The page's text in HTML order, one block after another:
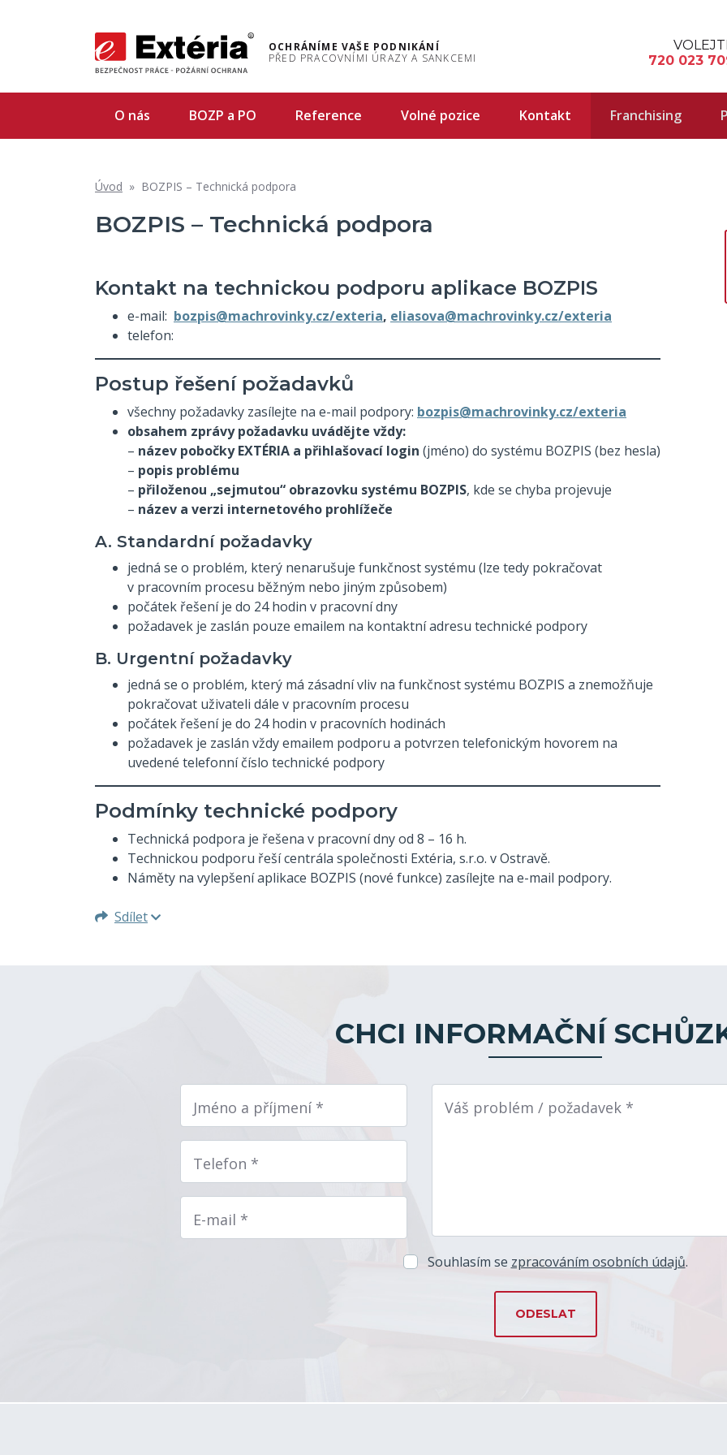
OCHRÁNÍME VAŠE PODNIKÁNÍ
PŘED PRACOVNÍMI ÚRAZY A SANKCEMI
720 023
O nás BOZP a PO Reference Volné pozice Kontakt Franchising
Úvod » BOZPIS – Technická podpora
BOZPIS – Technická podpora
Kontakt na technickou podporu aplikace BOZPIS
e-mail: bozpis@machrovinky.cz/exteria, eliasova@machrovinky.cz/exteria
telefon:
Postup řešení požadavků
všechny požadavky zasílejte na e-mail podpory: bozpis@machrovinky.cz/exteria
obsahem zprávy požadavku uvádějte vždy:
– název pobočky EXTÉRIA a přihlašovací login (jméno) do systému BOZPIS (bez hesla)
– popis problému
– přiloženou „sejmutou“ obrazovku systému BOZPIS, kde se chyba projevuje
– název a verzi internetového prohlížeče
A. Standardní požadavky
jedná se o problém, který nenarušuje funkčnost systému (lze tedy pokračovat
v pracovním procesu běžným nebo jiným způsobem)
počátek řešení je do 24 hodin v pracovní dny
požadavek je zaslán pouze emailem na kontaktní adresu technické podpory
B. Urgentní požadavky
jedná se o problém, který má zásadní vliv na funkčnost systému BOZPIS a znemožňuje
pokračovat uživateli dále v pracovním procesu
počátek řešení je do 24 hodin v pracovních hodinách
požadavek je zaslán vždy emailem podporu a potvrzen telefonickým hovorem na
uvedené telefonní číslo technické podpory
Podmínky technické podpory
Technická podpora je řešena v pracovní dny od 8 – 16 h.
Technickou podporu řeší centrála společnosti Extéria, s.r.o. v Ostravě.
Náměty na vylepšení aplikace BOZPIS (nové funkce) zasílejte na e-mail podpory.
Sdílet
CHCI INFORMAČNÍ
Jméno a příjmení *
Telefon *
E-mail *
Váš problém / požadavek *
Souhlasím se zpracováním osobních údajů.